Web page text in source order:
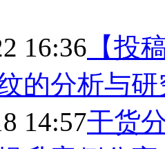
16:36 【投
的分析与研
14:57干货